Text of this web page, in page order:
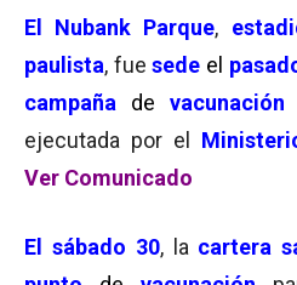
El Nubank Parque,
paulista, fuesede el
campaña de vacunación
ejecutada por el
Ver Comunicado
El sábado 30, la cartera